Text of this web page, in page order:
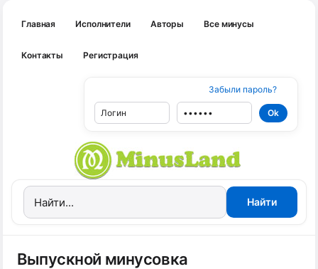
Главная Исполнители Авторы Все минусы
Контакты Регистрация
Забыли пароль?
Выпускной минусовка